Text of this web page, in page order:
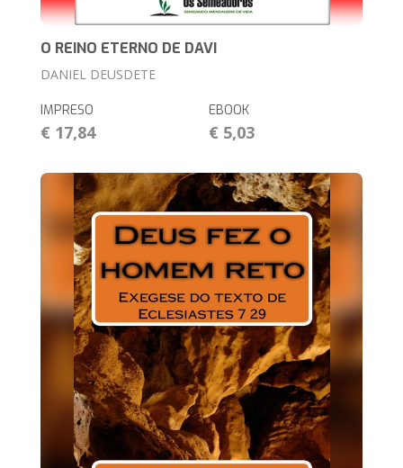
O REINO ETERNO DE DAVI
DANIEL DEUSDETE
IMPRESO
€ 17,84
EBOOK
€ 5,03